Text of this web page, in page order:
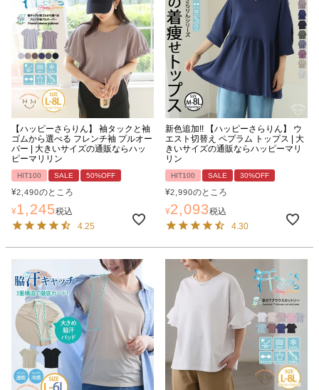
【ハッピーさらりん】 袖タックと袖
ゴムから選べる フレンチ袖 プルオー
バー | 大きいサイズの通販ならハッ
ピーマリリン
HIT100 SALE 50%OFF
¥2,490のところ
¥1,245税込
4.25
新色追加!! 【ハッピーさらりん】 ウ
エスト切替え ペプラム トップス | 大
きいサイズの通販ならハッピーマリ
リン
HIT100 SALE 30%OFF
¥2,990のところ
¥2,093税込
4.30